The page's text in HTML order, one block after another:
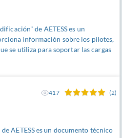
de AETESS es un
información sobre los pilotes,
se utiliza para soportar las cargas
AETESS es un documento técnico
417 (2)